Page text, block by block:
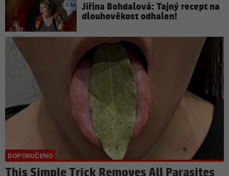
Jiřina Bohdalová: Tajný recept na
dlouhověkost odhalen!